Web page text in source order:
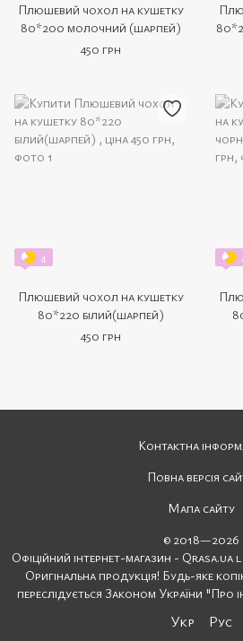
Плюшевий чохол на кушетку
80*200 молочний (шарпей)
450 грн
4
Плюшевий чохол на кушетку
80*220 білий(шарпей)
450 грн
Контактна
Повна версія
Мапа сайту
© 2018—2026
Офіційний інтернет-магазин - Qrasa.ua
Оригінальна продукція! Будь-яке
переслідується Законом України "Про
Укр Рус